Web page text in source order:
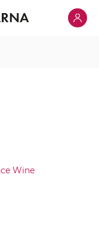
Klicka
Wine